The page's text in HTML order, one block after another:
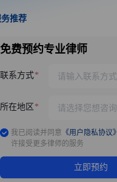
务推荐
免费预约专业律师
联系方式
所在地区
我已阅读并同意 《用户隐私协议》
许接受更多律师的服务
立即预约